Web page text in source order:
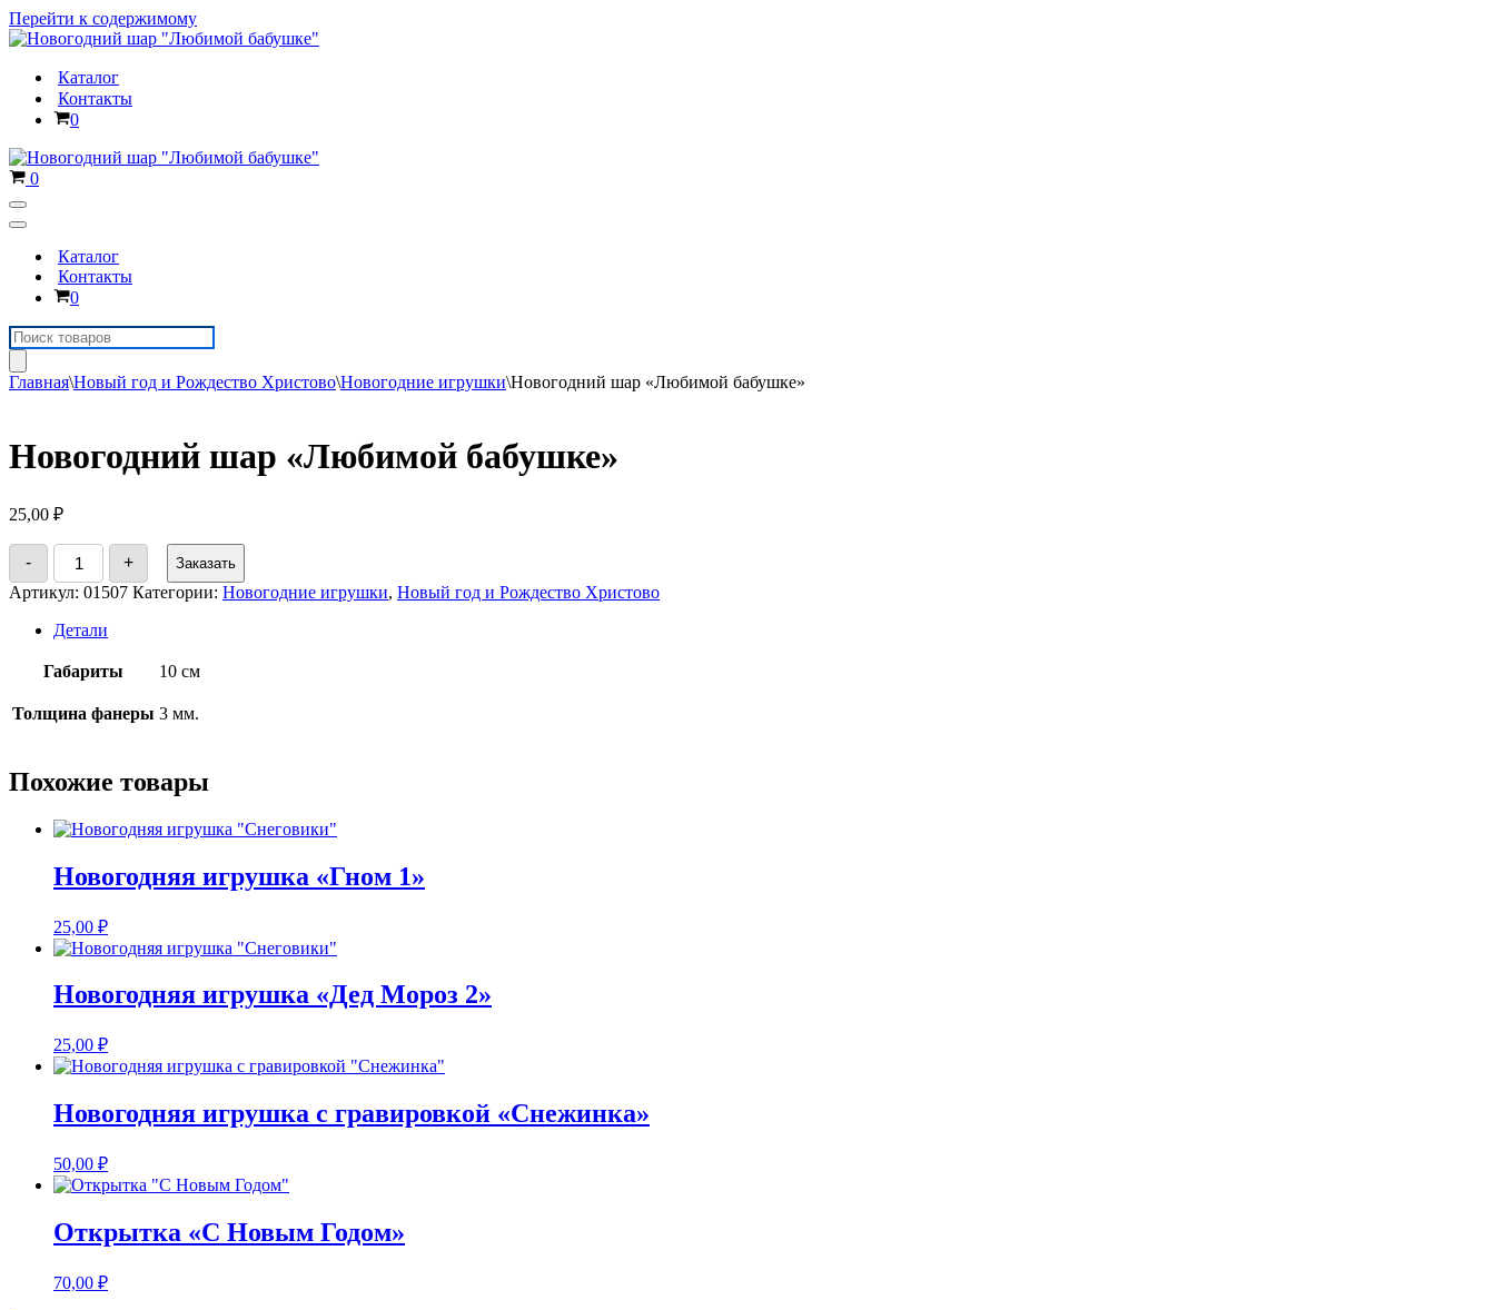
Перейти к содержимому
Каталог
Контакты
Корзина
0
Корзина
0
Меню
навигации
Меню
навигацииКаталог
Контакты
Корзина
0
Поиск
товаров
Главная\Новый год и Рождество Христово\Новогодние игрушки\Новогодний шар «Любимой бабушке»
Новогодний шар «Любимой бабушке»
25,00 ₽
-
Количество
товара
Новогодний
шар
"Любимой
бабушке"
+ Заказать
Артикул: 01507 Категории: Новогодние игрушки, Новый год и Рождество Христово
Детали
Габариты 10 см
Толщина фанеры 3 мм.
Похожие товары
Новогодняя игрушка «Гном 1»
25,00 ₽
Новогодняя игрушка «Дед Мороз 2»
25,00 ₽
Новогодняя игрушка с гравировкой «Снежинка»
50,00 ₽
Открытка «С Новым Годом»
70,00 ₽